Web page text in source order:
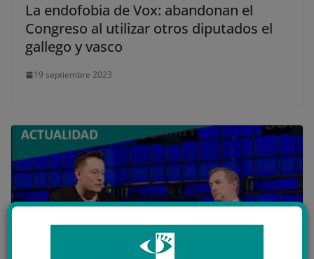
La endofobia de Vox: abandonan el
Congreso al utilizar otros diputados el
gallego y vasco
19 septiembre 2023